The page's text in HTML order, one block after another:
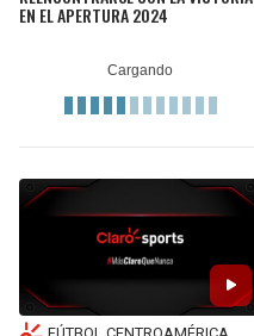
EN EL APERTURA 2024